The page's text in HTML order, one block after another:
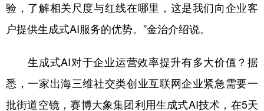
验，了解相关尺度与红线在哪里，这是我们向企业客
户提供生成式AI服务的优势。”金治介绍说。
生成式AI对于企业运营效率提升有多大价值？据
悉，一家出海三维社交类创业互联网企业紧急需要一
批街道空镜，赛博大象集团利用生成式AI技术，在5天